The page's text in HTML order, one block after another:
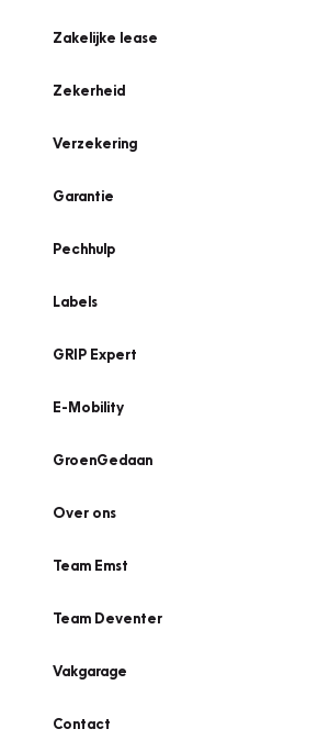
Zakelijke lease
Zekerheid
Verzekering
Garantie
Pechhulp
Labels
GRIP Expert
E-Mobility
GroenGedaan
Over ons
Team Emst
Team Deventer
Vakgarage
Contact